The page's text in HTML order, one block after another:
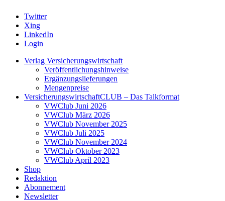
Twitter
Xing
LinkedIn
Login
Verlag Versicherungswirtschaft
Veröffentlichungshinweise
Ergänzungslieferungen
Mengenpreise
VersicherungswirtschaftCLUB – Das Talkformat
VWClub Juni 2026
VWClub März 2026
VWClub November 2025
VWClub Juli 2025
VWClub November 2024
VWClub Oktober 2023
VWClub April 2023
Shop
Redaktion
Abonnement
Newsletter